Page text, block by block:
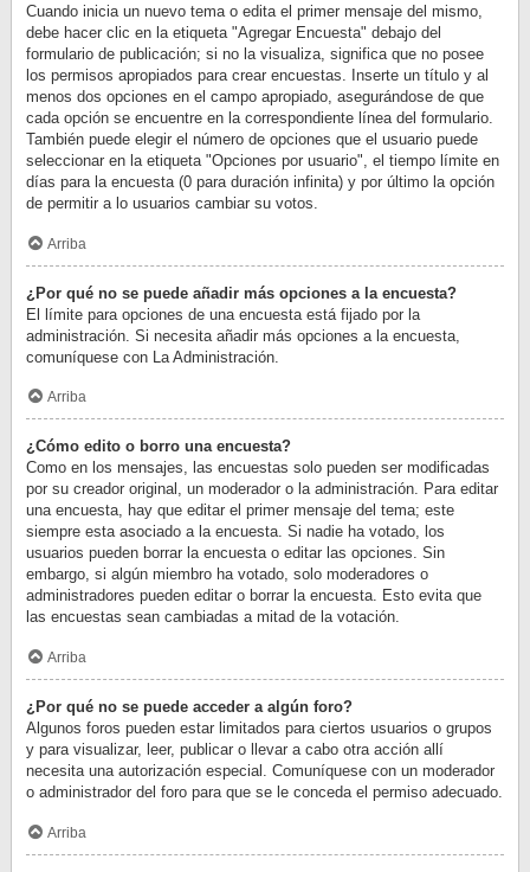
Cuando inicia un nuevo tema o edita el primer mensaje del mismo,
debe hacer clic en la etiqueta "Agregar Encuesta" debajo del
formulario de publicación; si no la visualiza, significa que no posee
los permisos apropiados para crear encuestas. Inserte un título y al
menos dos opciones en el campo apropiado, asegurándose de que
cada opción se encuentre en la correspondiente línea del formulario.
También puede elegir el número de opciones que el usuario puede
seleccionar en la etiqueta "Opciones por usuario", el tiempo límite en
días para la encuesta (0 para duración infinita) y por último la opción
de permitir a lo usuarios cambiar su votos.
Arriba
¿Por qué no se puede añadir más opciones a la encuesta?
El límite para opciones de una encuesta está fijado por la
administración. Si necesita añadir más opciones a la encuesta,
comuníquese con La Administración.
Arriba
¿Cómo edito o borro una encuesta?
Como en los mensajes, las encuestas solo pueden ser modificadas
por su creador original, un moderador o la administración. Para editar
una encuesta, hay que editar el primer mensaje del tema; este
siempre esta asociado a la encuesta. Si nadie ha votado, los
usuarios pueden borrar la encuesta o editar las opciones. Sin
embargo, si algún miembro ha votado, solo moderadores o
administradores pueden editar o borrar la encuesta. Esto evita que
las encuestas sean cambiadas a mitad de la votación.
Arriba
¿Por qué no se puede acceder a algún foro?
Algunos foros pueden estar limitados para ciertos usuarios o grupos
y para visualizar, leer, publicar o llevar a cabo otra acción allí
necesita una autorización especial. Comuníquese con un moderador
o administrador del foro para que se le conceda el permiso adecuado.
Arriba